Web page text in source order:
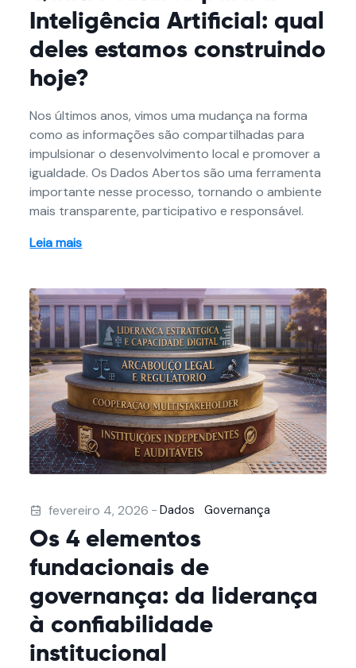
Inteligência Artificial: qual
deles estamos construindo
hoje?
Nos últimos anos, vimos uma mudança na forma
como as informações são compartilhadas para
impulsionar o desenvolvimento local e promover a
igualdade. Os Dados Abertos são uma ferramenta
importante nesse processo, tornando o ambiente
mais transparente, participativo e responsável.
Leia mais
fevereiro 4, 2026 - Dados Governança
Os 4 elementos
fundacionais de
governança: da liderança
à confiabilidade
institucional